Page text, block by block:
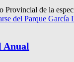
Provincial de la
del Parque García
Anual